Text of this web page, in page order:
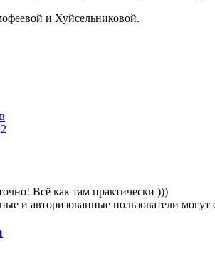
и Хуйсельниковой.
Всё как там практически )))
и авторизованные пользователи могут